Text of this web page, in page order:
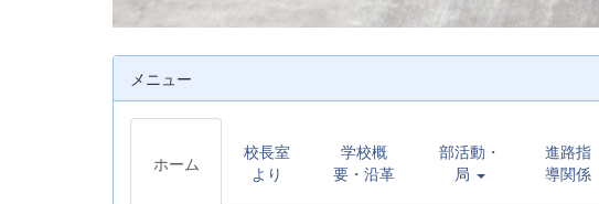
メニュー
ホーム
校長室
より
学校概
要・沿革
部活動・
局
進路指
導関係